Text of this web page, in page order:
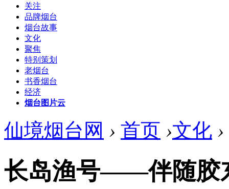
关注
品牌烟台
烟台故事
文化
聚焦
特别策划
老烟台
书香烟台
经济
烟台图片云
仙境烟台网 › 首页 ›文化 ›
长岛渔号——伴随胶